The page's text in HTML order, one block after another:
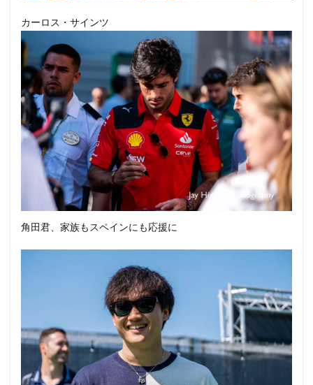
カーロス・サインツ
角田君、家族もスペインにも応援に